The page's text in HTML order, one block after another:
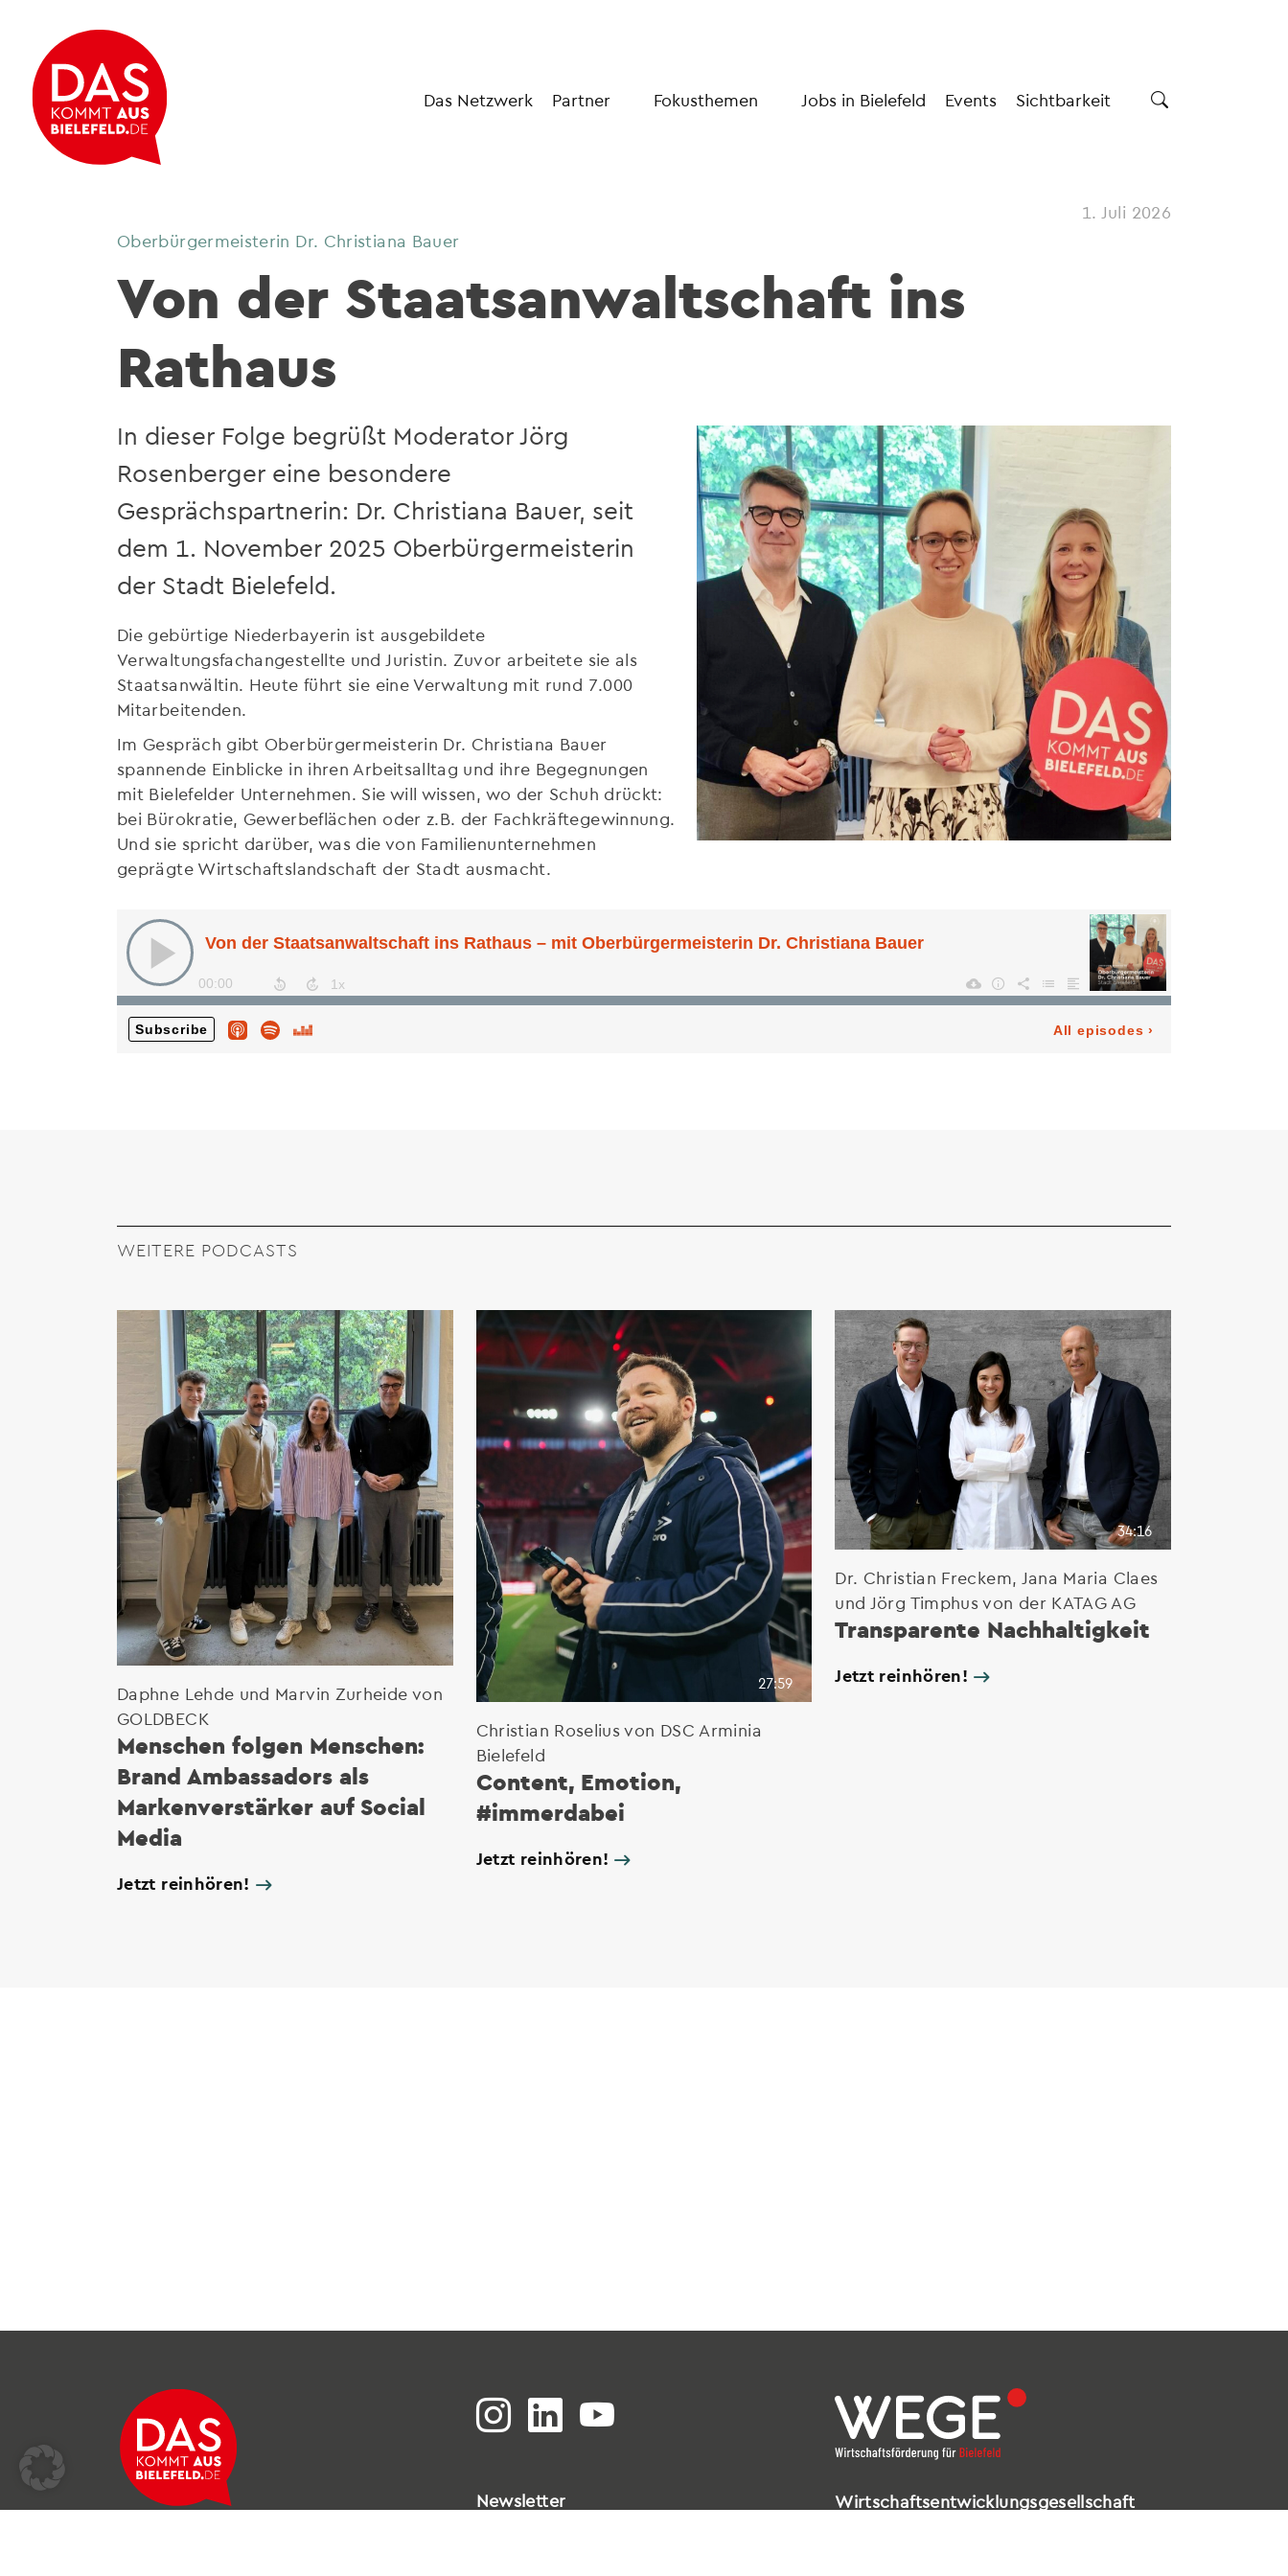
Das Netzwerk Partner Fokusthemen Jobs in Bielefeld Events Sichtbarkeit
1. Juli 2026
Oberbürgermeisterin Dr. Christiana Bauer
Von der Staatsanwaltschaft ins
Rathaus
In dieser Folge begrüßt Moderator Jörg
Rosenberger eine besondere
Gesprächspartnerin: Dr. Christiana Bauer, seit
dem 1. November 2025 Oberbürgermeisterin
der Stadt Bielefeld.
Die gebürtige Niederbayerin ist ausgebildete
Verwaltungsfachangestellte und Juristin. Zuvor arbeitete sie als
Staatsanwältin. Heute führt sie eine Verwaltung mit rund 7.000
Mitarbeitenden.
Im Gespräch gibt Oberbürgermeisterin Dr. Christiana Bauer
spannende Einblicke in ihren Arbeitsalltag und ihre Begegnungen
mit Bielefelder Unternehmen. Sie will wissen, wo der Schuh drückt:
bei Bürokratie, Gewerbeflächen oder z.B. der Fachkräftegewinnung.
Und sie spricht darüber, was die von Familienunternehmen
geprägte Wirtschaftslandschaft der Stadt ausmacht.
WEITERE PODCASTS
Daphne Lehde und Marvin Zurheide von
GOLDBECK
Menschen folgen Menschen:
Brand Ambassadors als
Markenverstärker auf Social
Media
Jetzt reinhören!
27:59
Christian Roselius von DSC Arminia
Bielefeld
Content, Emotion,
#immerdabei
Jetzt reinhören!
34:16
Dr. Christian Freckem, Jana Maria Claes
und Jörg Timphus von der KATAG AG
Transparente Nachhaltigkeit
Jetzt reinhören!
Newsletter
Wirtschaftsentwicklungsgesellschaft